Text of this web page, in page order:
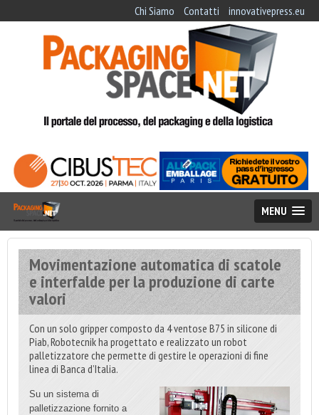
Chi Siamo Contatti innovativepress.eu
MENU
Movimentazione automatica di scatole
e interfalde per la produzione di carte
valori
Con un solo gripper composto da 4 ventose B75 in silicone di
Piab, Robotecnik ha progettato e realizzato un robot
palletizzatore che permette di gestire le operazioni di fine
linea di Banca d’Italia.
Su un sistema di
palletizzazione fornito a